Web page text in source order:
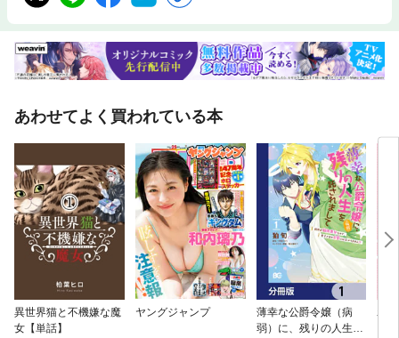
あわせてよく買われている本
異世界猫と不機嫌な魔
女【単話】
ヤングジャンプ
薄幸な公爵令嬢（病
弱）に、残りの人生を
わ